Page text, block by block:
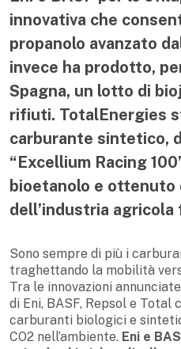
innovativa che
propanolo avanzato
invece ha prodotto,
Spagna, un lotto di
rifiuti. TotalEnergies
carburante sintetico,
“Excellium Racing
bioetanolo e ottenuto
dell’industria agricola
Sono sempre di più i
traghettando la mobilità
Tra le innovazioni
di Eni, BASF, Repsol e Total
carburanti biologici e
CO2 nell’ambiente. Eni e